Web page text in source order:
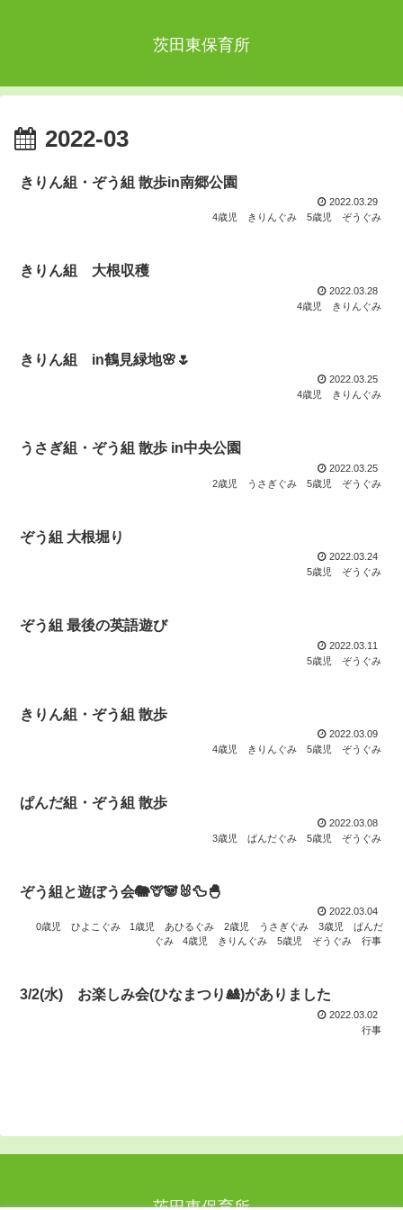
茨田東保育所
2022-03
きりん組・ぞう組 散歩in南郷公園
2022.03.29
4歳児 きりんぐみ
5歳児 ぞうぐみ
きりん組 大根収穫
2022.03.28
4歳児 きりんぐみ
きりん組 in鶴見緑地🌸🌷
2022.03.25
4歳児 きりんぐみ
うさぎ組・ぞう組 散歩 in中央公園
2022.03.25
2歳児 うさぎぐみ
5歳児 ぞうぐみ
ぞう組 大根堀り
2022.03.24
5歳児 ぞうぐみ
ぞう組 最後の英語遊び
2022.03.11
5歳児 ぞうぐみ
きりん組・ぞう組 散歩
2022.03.09
4歳児 きりんぐみ
5歳児 ぞうぐみ
ぱんだ組・ぞう組 散歩
2022.03.08
3歳児 ぱんだぐみ
5歳児 ぞうぐみ
ぞう組と遊ぼう会🐘🦒🐼🐰🦆🐣
2022.03.04
0歳児 ひよこぐみ
1歳児 あひるぐみ 2歳児 うさぎぐみ
3歳児 ぱんだ
ぐみ
4歳児 きりんぐみ 5歳児 ぞうぐみ 行事
3/2(水) お楽しみ会(ひなまつり🎎)がありました
2022.03.02
行事